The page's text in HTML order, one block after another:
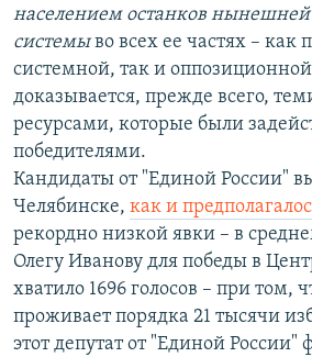
населением останков нынешней
системыво всех ее частях – как
системной, так и
доказывается, прежде всего,
ресурсами, которые были
победителями.
Кандидаты от "Единой России"
Челябинске, как и
рекордно низкой явки – в
Олегу Иванову для победы в
хватило 1696 голосов – при том,
проживает порядка 21 тысячи
этот депутат от "Единой России"